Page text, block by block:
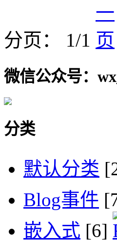
分页： 1/1
微信公众号：
分类
默认分类
Blog事件
嵌入式 [6]